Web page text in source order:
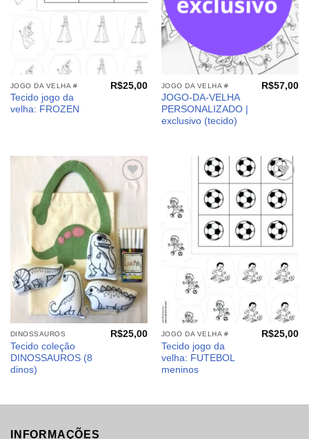
JOGO DA VELHA #
Tecido jogo da
velha: FROZEN
R$25,00 JOGO DA VELHA #
JOGO-DA-VELHA
PERSONALIZADO |
exclusivo (tecido)
R$57,00
Adicionar
desejos
DINOSSAUROS
Tecido coleção
DINOSSAUROS (8
dinos)
R$25,00
Adicionar
aos
meus
desejos
JOGO DA VELHA #
Tecido jogo da
velha: FUTEBOL
meninos
R$25,00
INFORMAÇÕES